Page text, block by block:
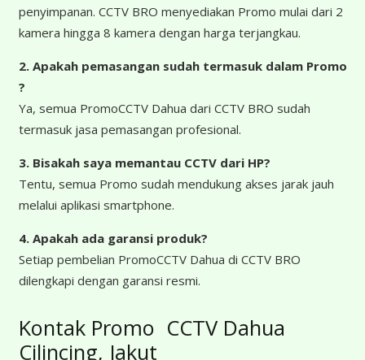
penyimpanan. CCTV BRO menyediakan Promo mulai dari 2
kamera hingga 8 kamera dengan harga terjangkau.
2. Apakah pemasangan sudah termasuk dalam Promo
?
Ya, semua PromoCCTV Dahua dari CCTV BRO sudah
termasuk jasa pemasangan profesional.
3. Bisakah saya memantau CCTV dari HP?
Tentu, semua Promo sudah mendukung akses jarak jauh
melalui aplikasi smartphone.
4. Apakah ada garansi produk?
Setiap pembelian PromoCCTV Dahua di CCTV BRO
dilengkapi dengan garansi resmi.
Kontak Promo CCTV Dahua
Cilincing, Jakut